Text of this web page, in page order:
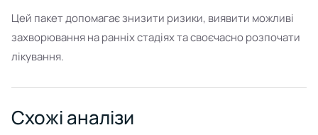
Цей пакет допомагає знизити ризики, виявити можливі
захворювання на ранніх стадіях та своєчасно розпочати
лікування.
Схожі аналізи